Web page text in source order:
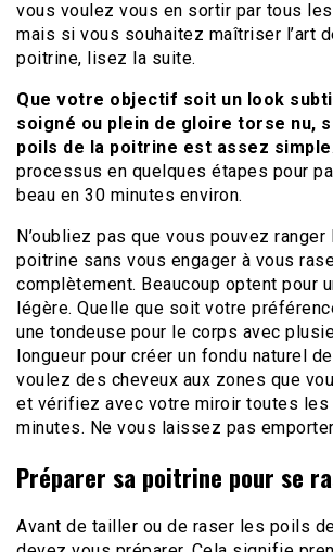
vous voulez vous en sortir par tous
mais si vous souhaitez maîtriser l’art
poitrine, lisez la suite.
Que votre objectif soit un look
soigné ou plein de gloire torse nu,
poils de la poitrine est assez simple
processus en quelques étapes pour
beau en 30 minutes environ.
N’oubliez pas que vous pouvez
poitrine sans vous engager à vous
complètement. Beaucoup optent pour
légère. Quelle que soit votre
une tondeuse pour le corps avec
longueur pour créer un fondu naturel
voulez des cheveux aux zones que
et vérifiez avec votre miroir toutes les
minutes. Ne vous laissez pas
Préparer sa poitrine pour se
Avant de tailler ou de raser les poils